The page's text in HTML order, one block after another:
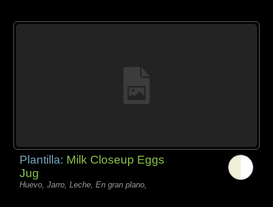
Plantilla: Milk Closeup Eggs
Jug
Huevo, Jarro, Leche, En gran plano,